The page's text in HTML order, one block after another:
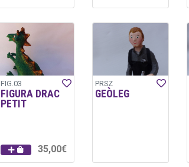
FIG.03
FIGURA DRAC
PETIT
35,00€
PRSZ
GEÒLEG